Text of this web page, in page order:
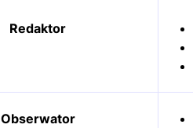
Redaktor
Obserwator